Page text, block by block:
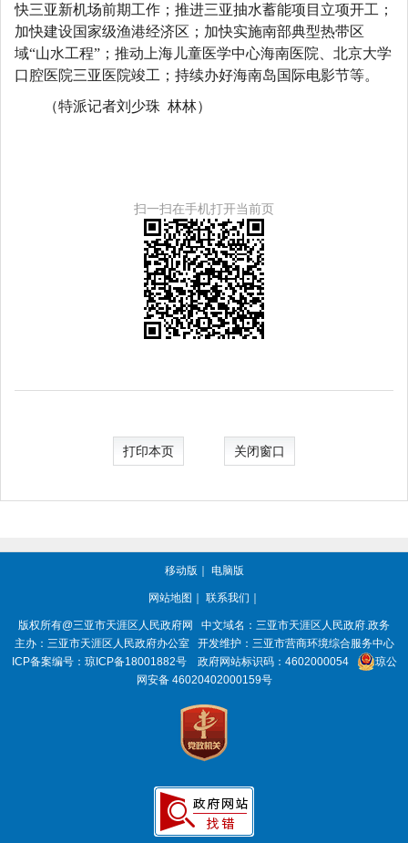
快三亚新机场前期工作；推进三亚抽水蓄能项目立项开工；
加快建设国家级渔港经济区；加快实施南部典型热带区
域“山水工程”；推动上海儿童医学中心海南医院、北京大学
口腔医院三亚医院竣工；持续办好海南岛国际电影节等。
（特派记者刘少珠 林林）
扫一扫在手机打开当前页
打印本页 关闭窗口
移动版 ｜ 电脑版
网站地图 ｜ 联系我们 ｜
版权所有@三亚市天涯区人民政府网 中文域名： 三亚市天涯区人民政府.政务
主办：三亚市天涯区人民政府办公室
开发维护：三亚市营商环境综合服务中心
ICP备案编号： 琼ICP备18001882号 政府网站标识码： 4602000054
琼公
网安备 46020402000159号